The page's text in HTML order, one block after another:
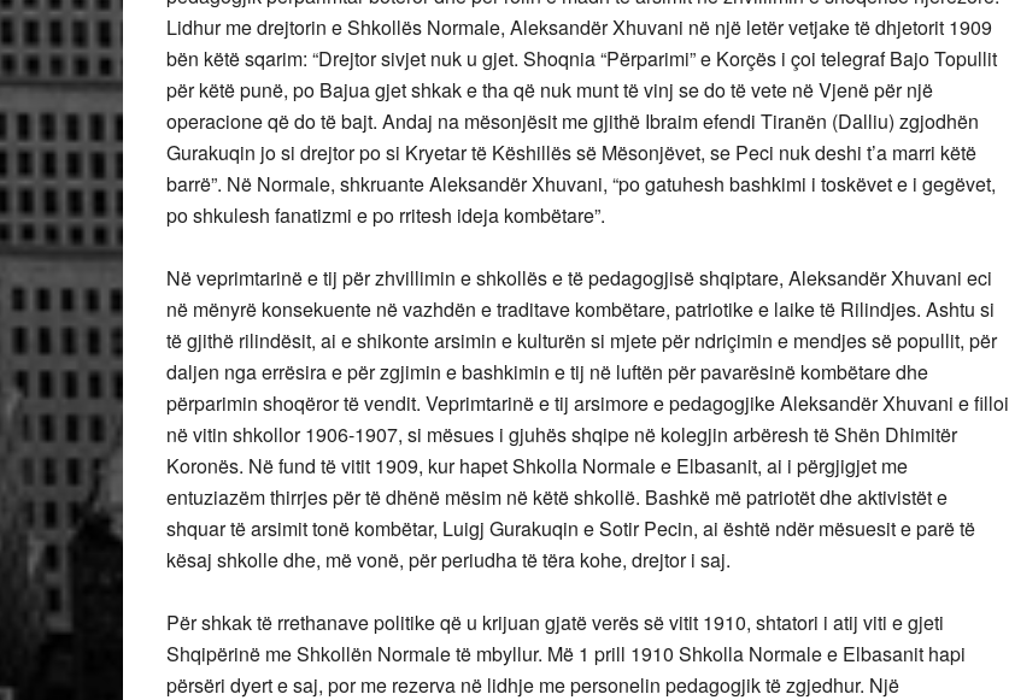
Lidhur me drejtorin e Shkollës Normale, Aleksandër Xhuvani në një letër vetjake të dhjetorit 1909
bën këtë sqarim: “Drejtor sivjet nuk u gjet. Shoqnia “Përparimi” e Korçës i çoi telegraf Bajo Topullit
për këtë punë, po Bajua gjet shkak e tha që nuk munt të vinj se do të vete në Vjenë për një
operacione që do të bajt. Andaj na mësonjësit me gjithë Ibraim efendi Tiranën (Dalliu) zgjodhën
Gurakuqin jo si drejtor po si Kryetar të Këshillës së Mësonjëvet, se Peci nuk deshi t’a marri këtë
barrë”. Në Normale, shkruante Aleksandër Xhuvani, “po gatuhesh bashkimi i toskëvet e i gegëvet,
po shkulesh fanatizmi e po rritesh ideja kombëtare”.
Në veprimtarinë e tij për zhvillimin e shkollës e të pedagogjisë shqiptare, Aleksandër Xhuvani eci
në mënyrë konsekuente në vazhdën e traditave kombëtare, patriotike e laike të Rilindjes. Ashtu si
të gjithë rilindësit, ai e shikonte arsimin e kulturën si mjete për ndriçimin e mendjes së popullit, për
daljen nga errësira e për zgjimin e bashkimin e tij në luftën për pavarësinë kombëtare dhe
përparimin shoqëror të vendit. Veprimtarinë e tij arsimore e pedagogjike Aleksandër Xhuvani e filloi
në vitin shkollor 1906-1907, si mësues i gjuhës shqipe në kolegjin arbëresh të Shën Dhimitër
Koronës. Në fund të vitit 1909, kur hapet Shkolla Normale e Elbasanit, ai i përgjigjet me
entuziazëm thirrjes për të dhënë mësim në këtë shkollë. Bashkë më patriotët dhe aktivistët e
shquar të arsimit tonë kombëtar, Luigj Gurakuqin e Sotir Pecin, ai është ndër mësuesit e parë të
kësaj shkolle dhe, më vonë, për periudha të tëra kohe, drejtor i saj.
Për shkak të rrethanave politike që u krijuan gjatë verës së vitit 1910, shtatori i atij viti e gjeti
Shqipërinë me Shkollën Normale të mbyllur. Më 1 prill 1910 Shkolla Normale e Elbasanit hapi
përsëri dyert e saj, por me rezerva në lidhje me personelin pedagogjik të zgjedhur. Një